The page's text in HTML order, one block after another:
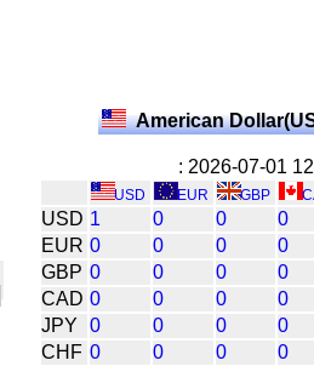
American
: 2026-07-01
USD EUR GBP
USD 1 0 0
0
EUR 0 0 0
0
GBP 0 0 0
0
CAD 0 0 0
0
JPY
0 0 0
0
CHF 0 0 0
0